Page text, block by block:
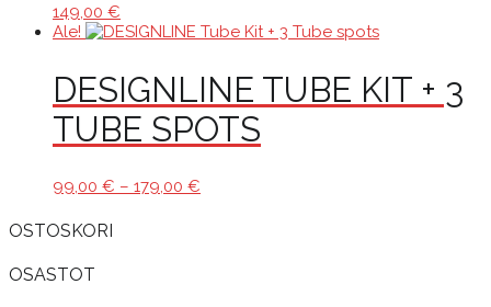
149,00 €
Ale!
DESIGNLINE TUBE KIT + 3
TUBE SPOTS
99,00 € – 179,00 €
OSTOSKORI
OSASTOT